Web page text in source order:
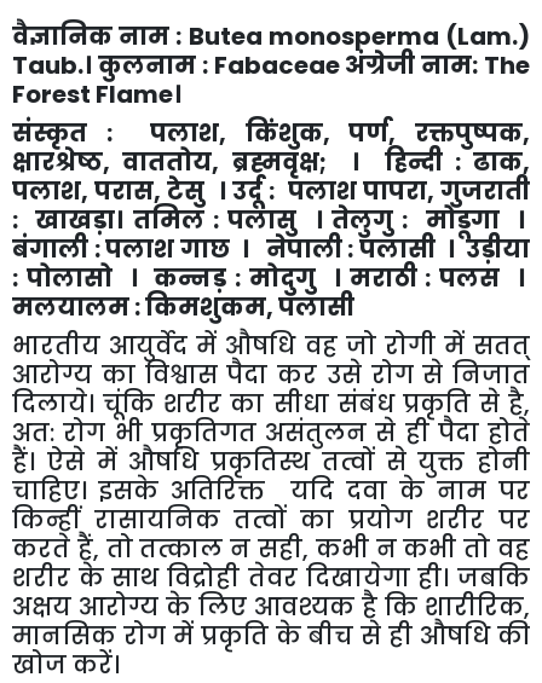
वैज्ञानिक नाम : Butea monosperma (Lam.)
Taub.। कुलनाम : Fabaceaeअंग्रेजी नाम: The
Forest Flame।
संस्कृत : पलाश, किंशुक,पर्ण,रक्तपुष्पक,
क्षारश्रेष्ठ,वाततोय, ब्रह्मवृक्ष; । हिन्दी : ढाक,
पलाश,परास,टेसु । उर्दू : पलाश पापरा,गुजराती
: खाखड़ा। तमिल : पलासु । तेलुगु : मोडूगा ।
बंगाली : पलाश गाछ । नेपाली : पलासी । उड़ीया
: पोलासो । कन्नड़ : मोदुगु । मराठी : पलस ।
मलयालम : किमशुकम,पलासी
भारतीय आयुर्वेद में औषधि वह जो रोगी में सतत्
आरोग्य का विश्वास पैदा कर उसे रोग से निजात
दिलाये। चूंकि शरीर का सीधा संबंध प्रकृति से है,
अत: रोग भी प्रकृतिगत असंतुलन से ही पैदा होते
हैं। ऐसे में औषधि प्रकृतिस्थ तत्वों से युक्त होनी
चाहिए। इसके अतिरिक्त यदि दवा के नाम पर
किन्हीं रासायनिक तत्वों का प्रयोग शरीर पर
करते हैं, तो तत्काल न सही, कभी न कभी तो वह
शरीर के साथ विद्रोही तेवर दिखायेगा ही। जबकि
अक्षय आरोग्य के लिए आवश्यक है कि शारीरिक,
मानसिक रोग में प्रकृति के बीच से ही औषधि की
खोज करें।